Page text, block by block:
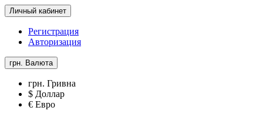
Личный кабинет
Регистрация
Авторизация
грн. Валюта
грн. Гривна
$ Доллар
€ Евро